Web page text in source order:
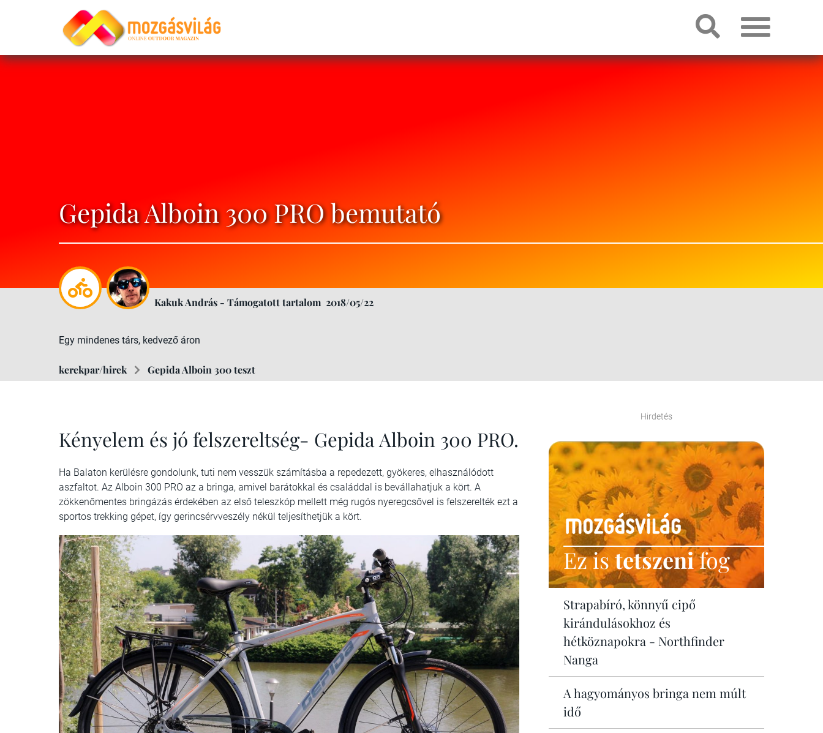
Gepida Alboin 300 PRO bemutató
Kakuk András - Támogatott tartalom 2018/05/22
Egy mindenes társ, kedvező áron
kerekpar/hirek Gepida Alboin 300 teszt
Kényelem és jó felszereltség- Gepida Alboin 300 PRO.
Ha Balaton kerülésre gondolunk, tuti nem vesszük számításba a repedezett, gyökeres, elhasználódott
aszfaltot. Az Alboin 300 PRO az a bringa, amivel barátokkal és családdal is bevállahatjuk a kört. A
zökkenőmentes bringázás érdekében az első teleszkóp mellett még rugós nyeregcsővel is felszerelték ezt a
sportos trekking gépet, így gerincsérvveszély nékül teljesíthetjük a kört.
Hirdetés
Ez istetszenifog
Strapabíró, könnyű cipő
kirándulásokhoz és
hétköznapokra - Northfinder
Nanga
A hagyományos bringa nem múlt
idő